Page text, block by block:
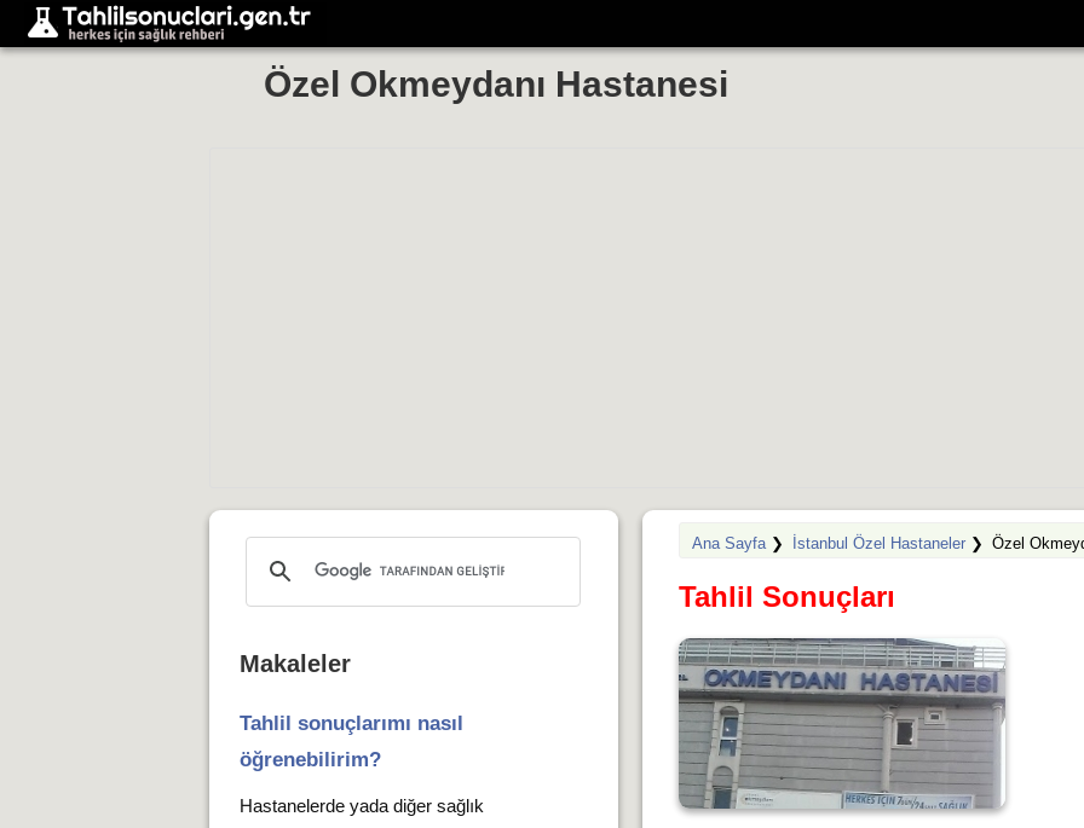
Özel Okmeydanı Hastanesi
Ana Sayfa❯ İstanbul Özel Hastaneler❯ Özel
Tahlil Sonuçları
Makaleler
Tahlil sonuçlarımı nasıl
öğrenebilirim?
Hastanelerde yada diğer sağlık